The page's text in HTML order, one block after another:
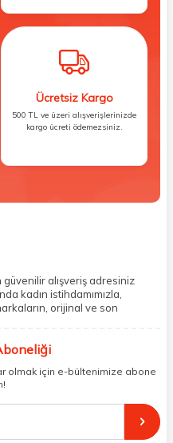
Ücretsiz Kargo
500 TL ve üzeri alışverişlerinizde
kargo ücreti ödemezsiniz.
güvenilir alışveriş adresiniz
kadın istihdamımızla,
orijinal ve son
dolayı olumsuz olarak geri
tüm desteği sağlıyoruz.
ve binlerce ürün seçeneğini
yetkili Türkiye
ediyor ve müşterilerimize
gönderim sağlıyoruz.
olmak için e-bültenimize abone